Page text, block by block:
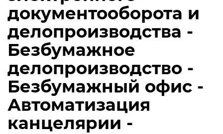
документооборота и
делопроизводства -
Безбумажное
делопроизводство -
Безбумажный офис -
Автоматизация
канцелярии -